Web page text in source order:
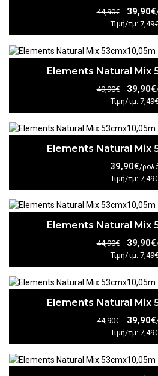
44,90€ 39,90€
Τιμή/τμ: 7,49€
Elements Natural Mix
49,90€ 39,90€
Τιμή/τμ: 7,49€
Elements Natural Mix
39,90€/
Τιμή/τμ: 7,49€
Elements Natural Mix
44,90€ 39,90€
Τιμή/τμ: 7,49€
Elements Natural Mix
44,90€ 39,90€
Τιμή/τμ: 7,49€